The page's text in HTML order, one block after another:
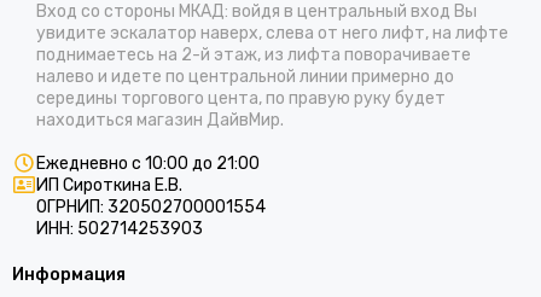
Вход со стороны МКАД: войдя в центральный вход Вы
увидите эскалатор наверх, слева от него лифт, на лифте
поднимаетесь на 2-й этаж, из лифта поворачиваете
налево и идете по центральной линии примерно до
середины торгового цента, по правую руку будет
находиться магазин ДайвМир.
Ежедневно с 10:00 до 21:00
ИП Сироткина Е.В.
ОГРНИП: 320502700001554
ИНН: 502714253903
Информация